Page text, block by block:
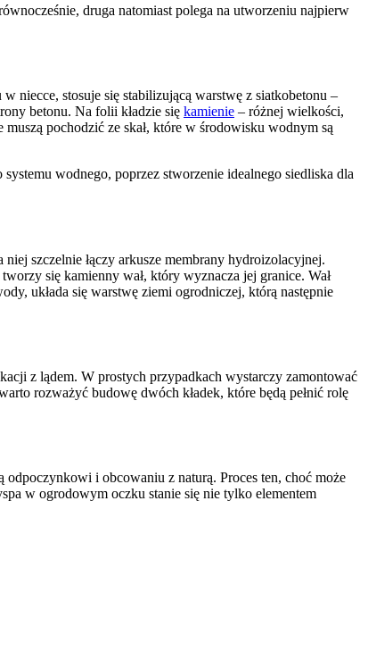
druga natomiast polega na utworzeniu najpierw
niecce, stosuje się stabilizującą warstwę z siatkobetonu –
betonu. Na folii kładzie się kamienie – różnej wielkości,
pochodzić ze skał, które w środowisku wodnym są
wodnego, poprzez stworzenie idealnego siedliska dla
szczelnie łączy arkusze membrany hydroizolacyjnej.
się kamienny wał, który wyznacza jej granice. Wał
układa się warstwę ziemi ogrodniczej, którą następnie
z lądem. W prostych przypadkach wystarczy zamontować
rozważyć budowę dwóch kładek, które będą pełnić rolę
odpoczynkowi i obcowaniu z naturą. Proces ten, choć może
w ogrodowym oczku stanie się nie tylko elementem